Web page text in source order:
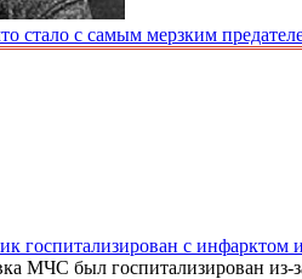
стало с самым мерзким
с инфарктом
МЧС был госпитализирован